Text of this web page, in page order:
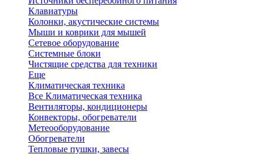
Клавиатуры
Колонки, акустические системы
Мыши и коврики для мышей
Сетевое оборудование
Системные блоки
Чистящие средства для техники
Еще
Климатическая техника
Все Климатическая техника
Вентиляторы, кондиционеры
Конвекторы, обогреватели
Метеооборудование
Обогреватели
Тепловые пушки, завесы